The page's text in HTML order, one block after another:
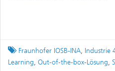
Tagged
Fraunhofer IOSB-INA, Industrie
Learning, Out-of-the-box-Lösung,